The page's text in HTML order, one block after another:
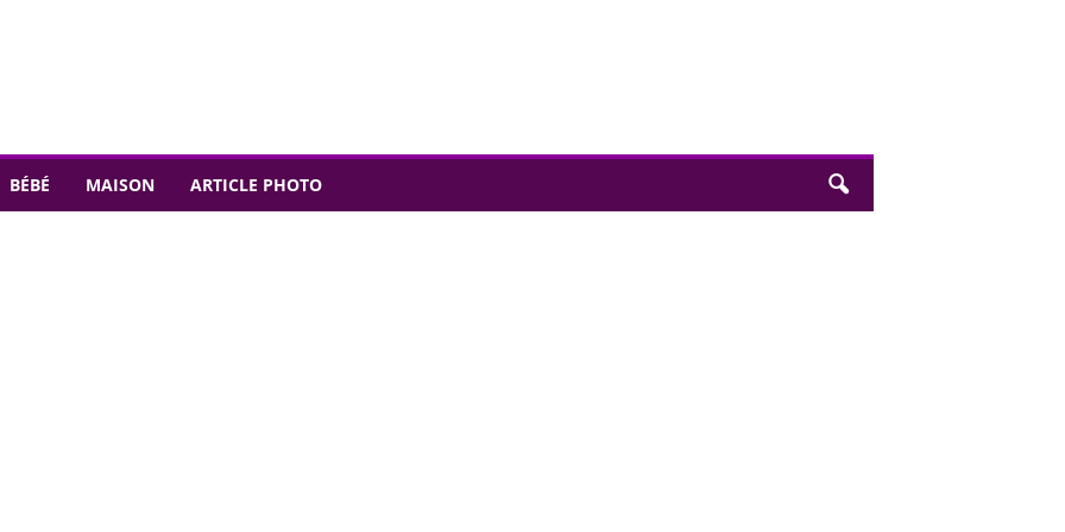
BÉBÉ MAISON ARTICLE PHOTO